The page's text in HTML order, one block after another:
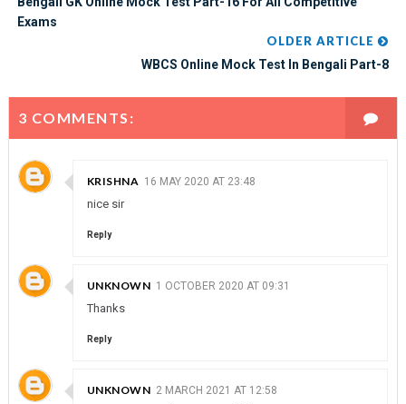
Exams
OLDER ARTICLE
WBCS Online Mock Test In Bengali Part-8
3 COMMENTS:
KRISHNA 16 MAY 2020 AT 23:48
nice sir
Reply
UNKNOWN 1 OCTOBER 2020 AT 09:31
Thanks
Reply
UNKNOWN 2 MARCH 2021 AT 12:58